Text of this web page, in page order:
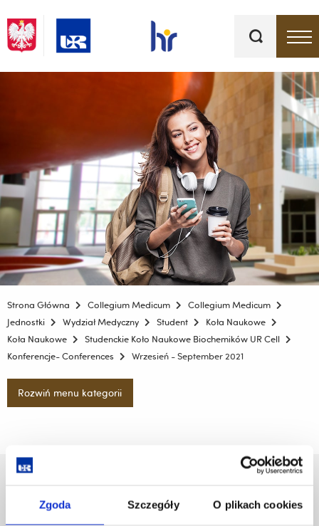
Zgoda Szczegóły O plikach cookies
kluczowe
Strona Główna Collegium Medicum
Collegium Medicum
Jednostki
Wydział Medyczny Student
Koła Naukowe
Koła Naukowe
Studenckie Koło Naukowe Biochemików UR Cell
Konferencje- Conferences
Wrzesień - September 2021
Rozwiń menu kategorii
Al. Tadeusza Rejtana 16C